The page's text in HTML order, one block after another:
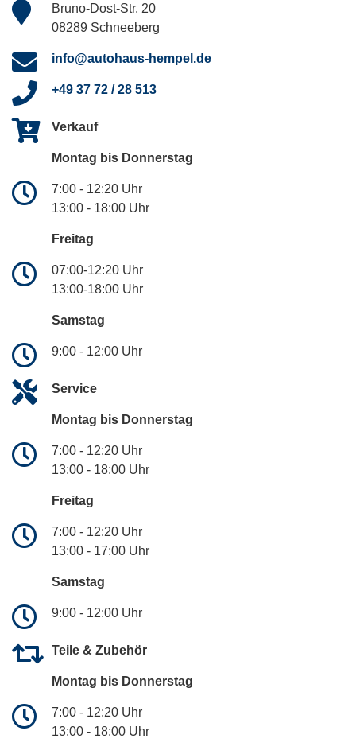
Bruno-Dost-Str. 20
08289 Schneeberg
info@autohaus-hempel.de
+49 37 72 / 28 513
Verkauf
Montag bis Donnerstag
7:00 - 12:20 Uhr
13:00 - 18:00 Uhr
Freitag
07:00-12:20 Uhr
13:00-18:00 Uhr
Samstag
9:00 - 12:00 Uhr
Service
Montag bis Donnerstag
7:00 - 12:20 Uhr
13:00 - 18:00 Uhr
Freitag
7:00 - 12:20 Uhr
13:00 - 17:00 Uhr
Samstag
9:00 - 12:00 Uhr
Teile & Zubehör
Montag bis Donnerstag
7:00 - 12:20 Uhr
13:00 - 18:00 Uhr